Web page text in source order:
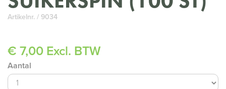
Artikelnr. / 9034
€ 7,00 Excl. BTW
Aantal